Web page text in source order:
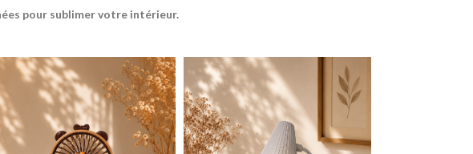
pour sublimer votre intérieur.